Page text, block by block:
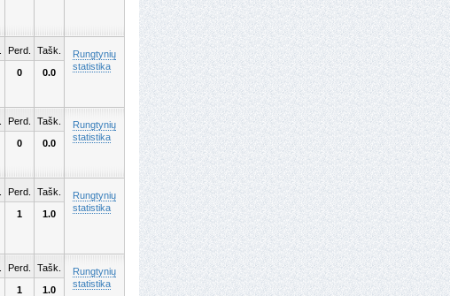
Perd.
0
Tašk.
0.0
Rungtynių
statistika
Perd.
0
Tašk.
0.0
Rungtynių
statistika
Perd.
1
Tašk.
1.0
Rungtynių
statistika
Perd.
1
Tašk.
1.0
Rungtynių
statistika